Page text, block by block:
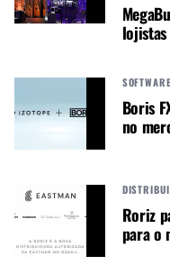
A MÚSICA &
Noticias que
Acesse
lojistas
SOFTWARE
Boris
no
Roriz
para o